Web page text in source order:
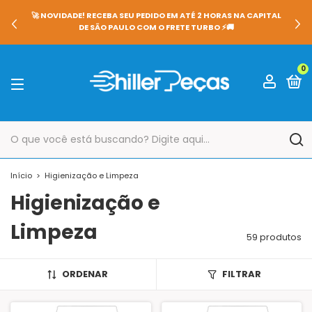
🚀 NOVIDADE! RECEBA SEU PEDIDO EM ATÉ 2 HORAS NA CAPITAL
DE SÃO PAULO COM O FRETE TURBO ⚡🚚
0
Início > Higienização e Limpeza
Higienização e
Limpeza
59 produtos
ORDENAR FILTRAR